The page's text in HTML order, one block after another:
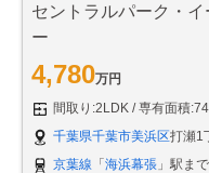
セントラルパーク・
ー
4,780万円
間取り:2LDK
専有面積
千葉県千葉市美浜区打瀬1
京葉線 「海浜幕張 」駅ま